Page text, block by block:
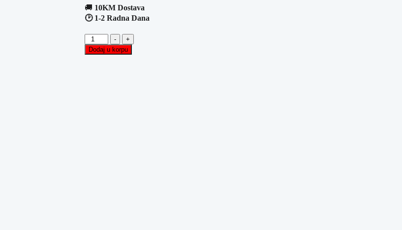
🚚 10KM Dostava
🕑 1-2 Radna Dana
-
Gaming
Mikrofon
GOOD
+
Dodaj u korpu